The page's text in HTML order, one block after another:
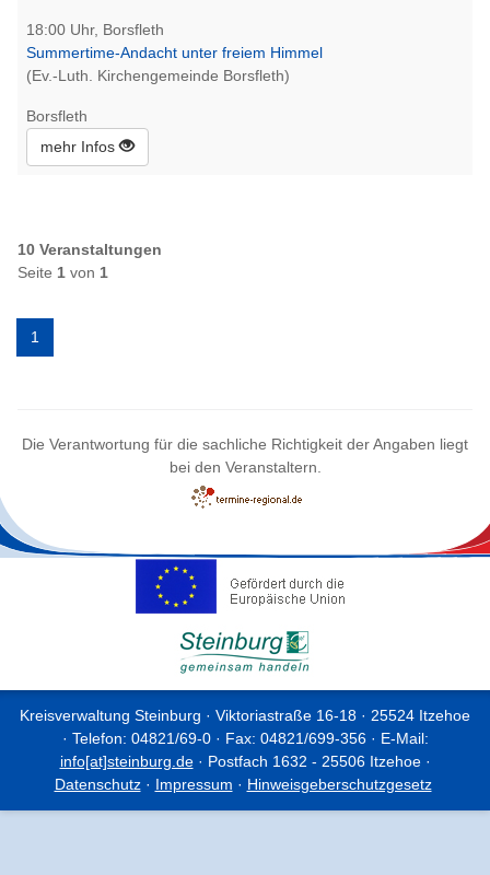
18:00 Uhr, Borsfleth
Summertime-Andacht unter freiem Himmel
(Ev.-Luth. Kirchengemeinde Borsfleth)
Borsfleth
mehr Infos
10 Veranstaltungen
Seite 1 von 1
1
Die Verantwortung für die sachliche Richtigkeit der Angaben liegt
bei den Veranstaltern.
Kreisverwaltung Steinburg · Viktoriastraße 16-18 · 25524 Itzehoe
· Telefon: 04821/69-0 · Fax: 04821/699-356 · E-Mail:
info[at]steinburg.de· Postfach 1632 - 25506 Itzehoe ·
Datenschutz· Impressum · Hinweisgeberschutzgesetz